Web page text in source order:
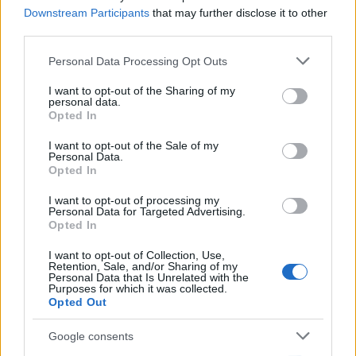
Downstream Participants that may further disclose it to other
Please note that this website/app uses one or more Google
not limited to your visit or usage behaviour. You may click to
grant or deny consent to Google and its third-party tags to
use your data for below specified purposes in below Google
consent section.
Personal Data Processing Opt Outs
I want to opt-out of the Sharing of my
personal data.
Opted In
I want to opt-out of the Sale of my
Personal Data.
Opted In
I want to opt-out of processing my
Personal Data for Targeted Advertising.
Opted In
I want to opt-out of Collection, Use,
Retention, Sale, and/or Sharing of my
Personal Data that Is Unrelated with the
Purposes for which it was collected.
Opted Out
Google consents
κοινή υπουργική απόφαση περί ρυθμίσεων
7. Στον λογαριασμό της παρ. 5 του παρόντος
άρθρου κατατίθενται και ενδεχόμενες επιστροφές
αυτά, καθώς και οι τόκοι που πιθανόν
δημιουργηθούν από την παραμονή των
κατατιθεμένων κατά τα ανωτέρω στον παραπάνω
λογαριασμό, αποτελούν έσοδο του
διατίθενται αποκλειστικά για τους σκοπούς της
δράσης. Τα τυχόν αδιάθετα ποσά του λογαριασμού,
μετά την ολοκλήρωση και εξόφληση της δράσης
κατατίθενται από τον φορέα, με μέριμνα του